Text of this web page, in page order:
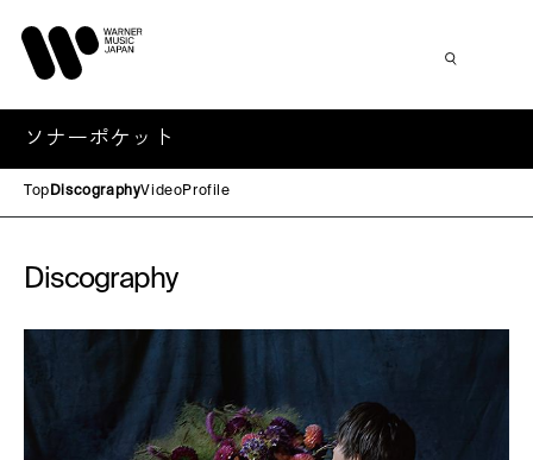
ソナーポケット
Top DiscographyVideoProfile
Discography